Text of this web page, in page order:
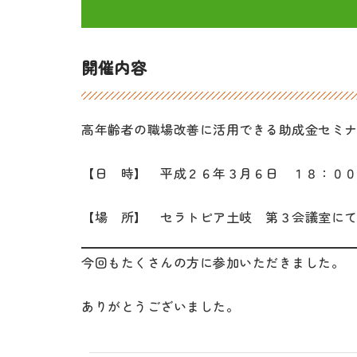
開催内容
高年齢者の職場改善に活用できる助成金セミ
【日 時】 平成２６年３月６日 １８：０
【場 所】 セラトピア土岐 第３会議室にて
今回もたくさんの方に参加いただきました。
ありがとうございました。